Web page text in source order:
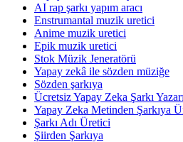
AI rap şarkı yapım aracı
Enstrumantal muzik uretici
Anime muzik uretici
Epik muzik uretici
Stok Müzik Jeneratörü
Yapay zekâ ile sözden müziğe
Sözden şarkıya
Ücretsiz Yapay Zeka Şarkı Yazarı
Yapay Zeka Metinden Şarkıya
Şarkı Adı Üretici
Şiirden Şarkıya